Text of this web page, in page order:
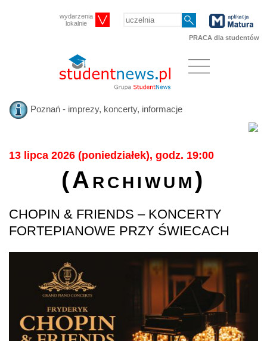
wydarzenia
lokalnie
PRACA dla studentów
Poznań - imprezy, koncerty, informacje
13 lipca 2026 (poniedziałek), godz. 19:00
(Archiwum)
CHOPIN & FRIENDS – KONCERTY
FORTEPIANOWE PRZY ŚWIECACH